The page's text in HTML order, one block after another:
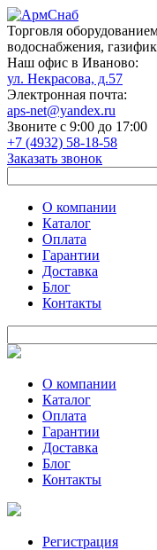
Торговля
водоснабжения,
Наш офис в Иваново:
ул. Некрасова, д.57
Электронная почта:
aps-net@yandex.ru
Звоните с 9:00 до 17:00
+7 (4932) 58-18-58
Заказать звонок
О компании
Каталог
Оплата
Гарантии
Доставка
Блог
Контакты
О компании
Каталог
Оплата
Гарантии
Доставка
Блог
Контакты
Регистрация